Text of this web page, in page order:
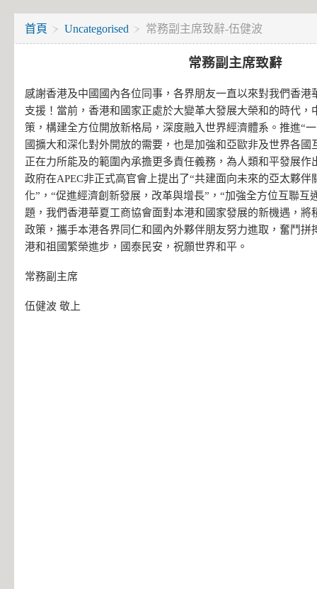
首頁 Uncategorised 常務副主席致辭-伍健波
常務副主席致辭
感謝香港及中國國內各位同事，各界朋友一直以來對我們香港
支援！當前，香港和國家正處於大變革大發展大榮和的時代，
策，構建全方位開放新格局，深度融入世界經濟體系。推進“
國擴大和深化對外開放的需要，也是加強和亞歐非及世界各國
正在力所能及的範圍內承擔更多責任義務，為人類和平發展作
政府在APEC非正式高官會上提出了“共建面向未來的亞太夥伴
化”，“促進經濟創新發展，改革與增長”，“加強全方位互聯互
題，我們香港華夏工商協會面對本港和國家發展的新機遇，將
政策，攜手本港各界同仁和國內外夥伴朋友努力進取，奮鬥拼
港和祖國繁榮進步，國泰民安，祝願世界和平。
常務副主席
伍健波 敬上